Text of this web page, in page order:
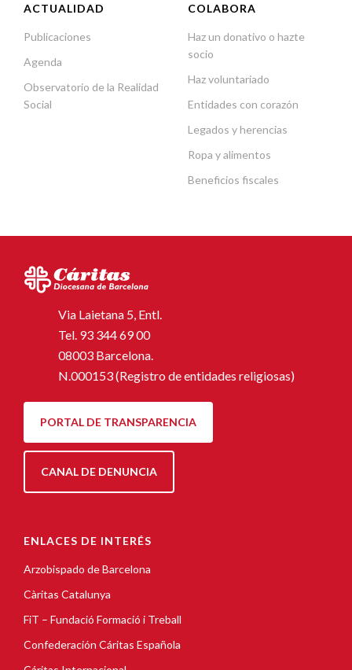
ACTUALIDAD
Publicaciones
Agenda
Observatorio de la Realidad
Social
COLABORA
Haz un donativo o hazte
socio
Haz voluntariado
Entidades con corazón
Legados y herencias
Ropa y alimentos
Beneficios fiscales
Via Laietana 5, Entl.
Tel. 93 344 69 00
08003 Barcelona.
N.000153 (Registro de entidades religiosas)
PORTAL DE TRANSPARENCIA
CANAL DE DENUNCIA
ENLACES DE INTERÉS
Arzobispado de Barcelona
Càritas Catalunya
FiT – Fundació Formació i Treball
Confederación Cáritas Española